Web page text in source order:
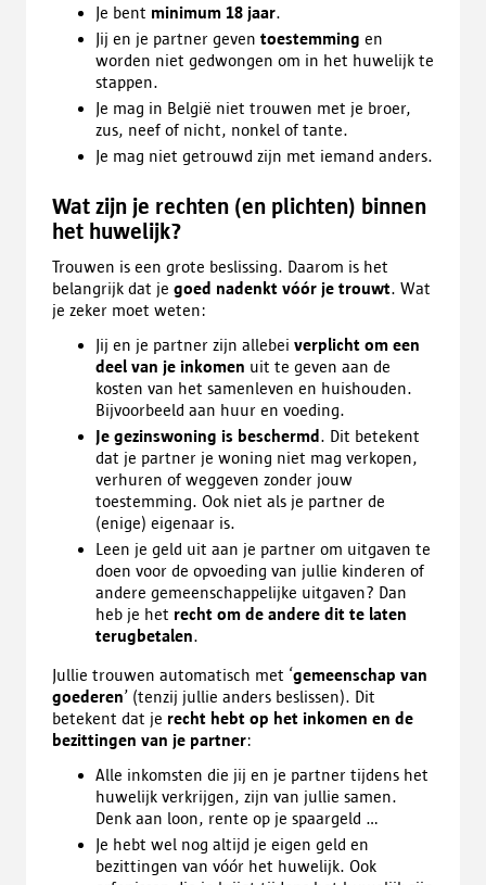
Je bent minimum 18 jaar.
Jij en je partner geven toestemming en
worden niet gedwongen om in het huwelijk te
stappen.
Je mag in België niet trouwen met je broer,
zus, neef of nicht, nonkel of tante.
Je mag niet getrouwd zijn met iemand anders.
Wat zijn je rechten (en plichten) binnen
het huwelijk?
Trouwen is een grote beslissing. Daarom is het
belangrijk dat je goed nadenkt vóór je trouwt. Wat
je zeker moet weten:
Jij en je partner zijn allebei verplicht om een
deel van je inkomen uit te geven aan de
kosten van het samenleven en huishouden.
Bijvoorbeeld aan huur en voeding.
Je gezinswoning is beschermd . Dit betekent
dat je partner je woning niet mag verkopen,
verhuren of weggeven zonder jouw
toestemming. Ook niet als je partner de
(enige) eigenaar is.
Leen je geld uit aan je partner om uitgaven te
doen voor de opvoeding van jullie kinderen of
andere gemeenschappelijke uitgaven? Dan
heb je het recht om de andere dit te laten
terugbetalen.
Jullie trouwen automatisch met ‘gemeenschap van
goederen’ (tenzij jullie anders beslissen). Dit
betekent dat je recht hebt op het inkomen en de
bezittingen van je partner:
Alle inkomsten die jij en je partner tijdens het
huwelijk verkrijgen, zijn van jullie samen.
Denk aan loon, rente op je spaargeld …
Je hebt wel nog altijd je eigen geld en
bezittingen van vóór het huwelijk. Ook